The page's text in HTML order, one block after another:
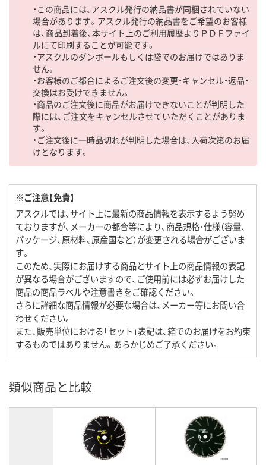
・この商品には、アスクル発行の納品書が同梱されていない
場合があります。アスクル発行の納品書をご希望のお客様
は、商品到着後、本サイト上のご利用履歴よりＰＤＦファイ
ルにて印刷することが可能です。
・アスクルのダンボールもしくは袋でのお届けではありま
せん。
・お客様のご都合によるご注文後の変更・キャンセル・返品・
交換はお受けできません。
・商品のご注文後に商品がお届けできないことが判明した
際には、ご注文をキャンセルさせていただくことがありま
す。
・ご注文後に一時品切れが判明した場合は、入荷次第のお届
けとなります。
※ご注意【免責】
アスクルでは、サイト上に最新の商品情報を表示するよう努め
ておりますが、メーカーの都合等により、商品規格・仕様（容量、
パッケージ、原材料、原産国など）が変更される場合がございま
す。
このため、実際にお届けする商品とサイト上の商品情報の表記
が異なる場合がございますので、ご使用前には必ずお届けした
商品の商品ラベルや注意書きをご確認ください。
さらに詳細な商品情報が必要な場合は、メーカー等にお問い合
わせください。
また、販売単位における「セット」表記は、箱でのお届けをお約束
するものではありません。あらかじめご了承ください。
類似商品と比較